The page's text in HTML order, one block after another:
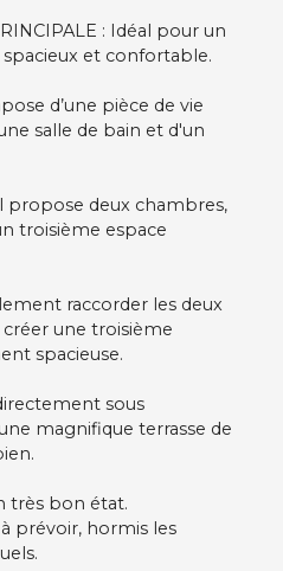
: Idéal pour un
et confortable.
d’une pièce de vie
salle de bain et d'un
propose deux chambres,
troisième espace
raccorder les deux
une troisième
spacieuse.
sous
magnifique terrasse de
très bon état.
prévoir, hormis les